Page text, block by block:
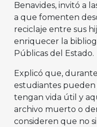
Benavides, invitó a
a que fomenten
reciclaje entre sus
enriquecer la
Públicas del Estado.
Explicó que,
estudiantes pueden
tengan vida útil y
archivo muerto o
consideren que no